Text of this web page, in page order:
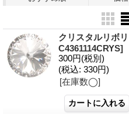
クリスタルリボ
C4361114CRYS]
300円(税別)
(税込: 330円)
[在庫数◯]